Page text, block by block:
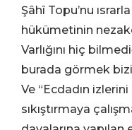
Şâhî Topu’nu
hükümetinin
Varlığını hiç
burada görmek
Ve “Ecdadın
sıkıştırmaya